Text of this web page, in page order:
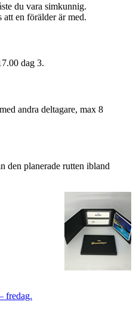
du vara simkunnig.
en förälder är med.
dag 3.
andra deltagare, max 8
den planerade rutten ibland
fredag.